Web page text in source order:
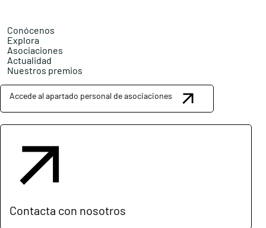
Conócenos
Explora
Asociaciones
Actualidad
Nuestros premios
Accede al apartado personal de asociaciones
Contacta con nosotros